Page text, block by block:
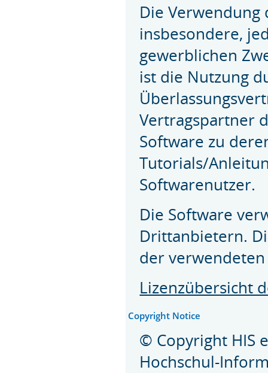
Die
insbesondere,
gewerblichen
ist die Nutzung
Vertragspartner
Software zu
Tutorials/
Softwarenutzer.
Die Software
Drittanbietern.
der
Lizenzübersicht
Copyright Notice
© Copyright HIS
Hochschul-